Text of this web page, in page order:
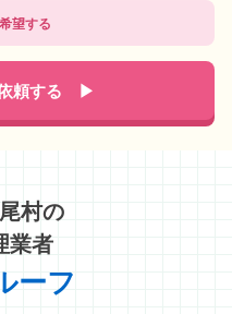
望する
依頼する ▶
村の
業者
ーフ